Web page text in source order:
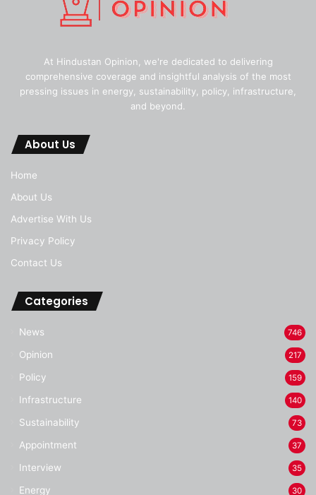
At Hindustan Opinion, we're dedicated to delivering
comprehensive coverage and insightful analysis of the most
pressing issues in energy, sustainability, policy, infrastructure,
and beyond.
About Us
Home
About Us
Advertise With Us
Privacy Policy
Contact Us
Categories
News 746
Opinion 217
Policy 159
Infrastructure 140
Sustainability 73
Appointment 37
Interview 35
Energy 30